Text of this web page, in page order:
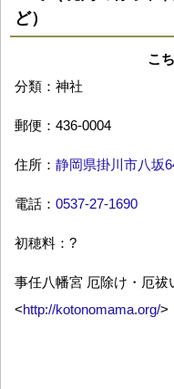
ど）
こ
分類：神社
郵便：436-0004
住所： 静岡県掛川市八坂
電話： 0537-27-1690
初穂料：?
事任八幡宮 厄除け・厄祓
<http://kotonomama.org/>